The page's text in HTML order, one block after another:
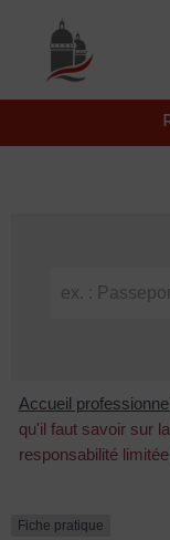
principal
Accueil
qu'il faut savoir sur
responsabilité
Fiche pratique